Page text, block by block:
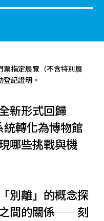
票指定展覽（不含特別展
記證明。
新形式回歸
轉化為博物館
哪些挑戰與機
別離」的概念探
間的關係──刻